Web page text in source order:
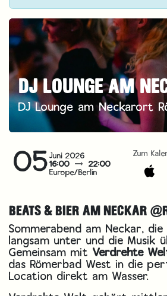
DJ LOUNGE AM
DJ Lounge am Neckarort
05Juni 2026
16:00 22:00
Europe/Berlin
Zum
BEATS & BIER AM NECKAR
Sommerabend am Neckar,
langsam unter und die Musik
Gemeinsam mit Verdrehte
das Römerbad West in die
Location direkt am Wasser.